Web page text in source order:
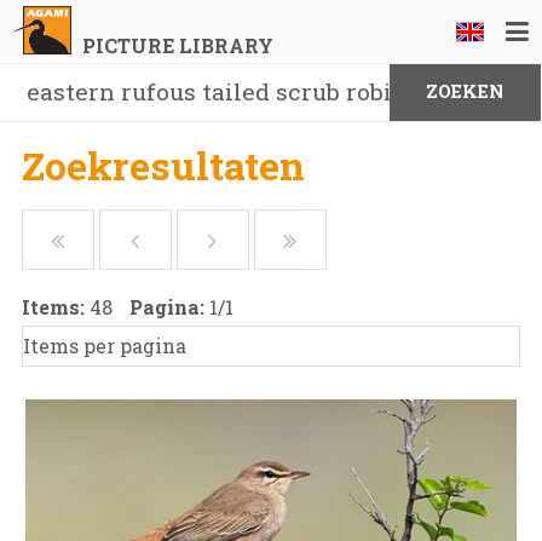
PICTURE LIBRARY
Zoekresultaten
Items: 48 Pagina: 1/1